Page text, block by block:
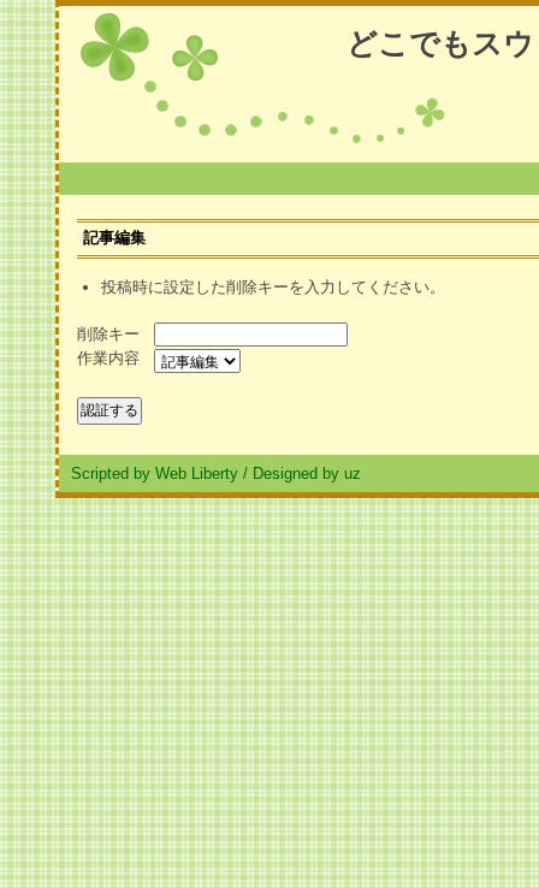
どこでもス
記事編集
投稿時に設定した削除キーを入力してください。
削除キー
作業内容
Scripted by Web Liberty / Designed by uz